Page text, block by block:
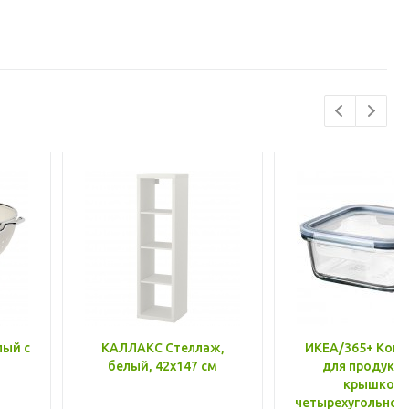
с
КАЛЛАКС Стеллаж,
белый, 42x147 см
ИКЕА/365+
для
крышкой,